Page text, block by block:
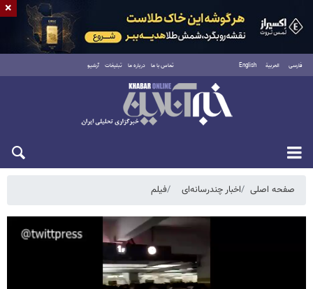
فارسی العربية English تماس با ما درباره ما تبلیغات آرشیو
شنبه ۱۷ مرداد ۱۴۰۵
صفحه اصلی اخبار چندرسانه‌ای فیلم
×